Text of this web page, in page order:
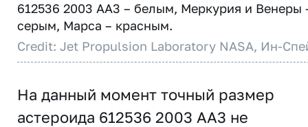
612536 2003 AA3 – белым, Меркурия и Венеры
серым, Марса – красным.
Credit: Jet Propulsion Laboratory NASA, Ин-
На данный момент точный размер
астероида 612536 2003 AA3 не